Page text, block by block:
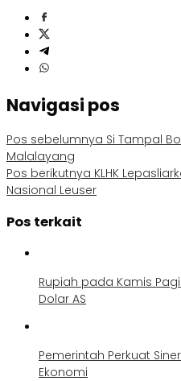
Navigasi pos
Pos sebelumnya Si Tampal
Malalayang
Pos berikutnya KLHK
Nasional Leuser
Pos terkait
Rupiah pada Kamis Pagi
Dolar AS
Pemerintah Perkuat
Ekonomi